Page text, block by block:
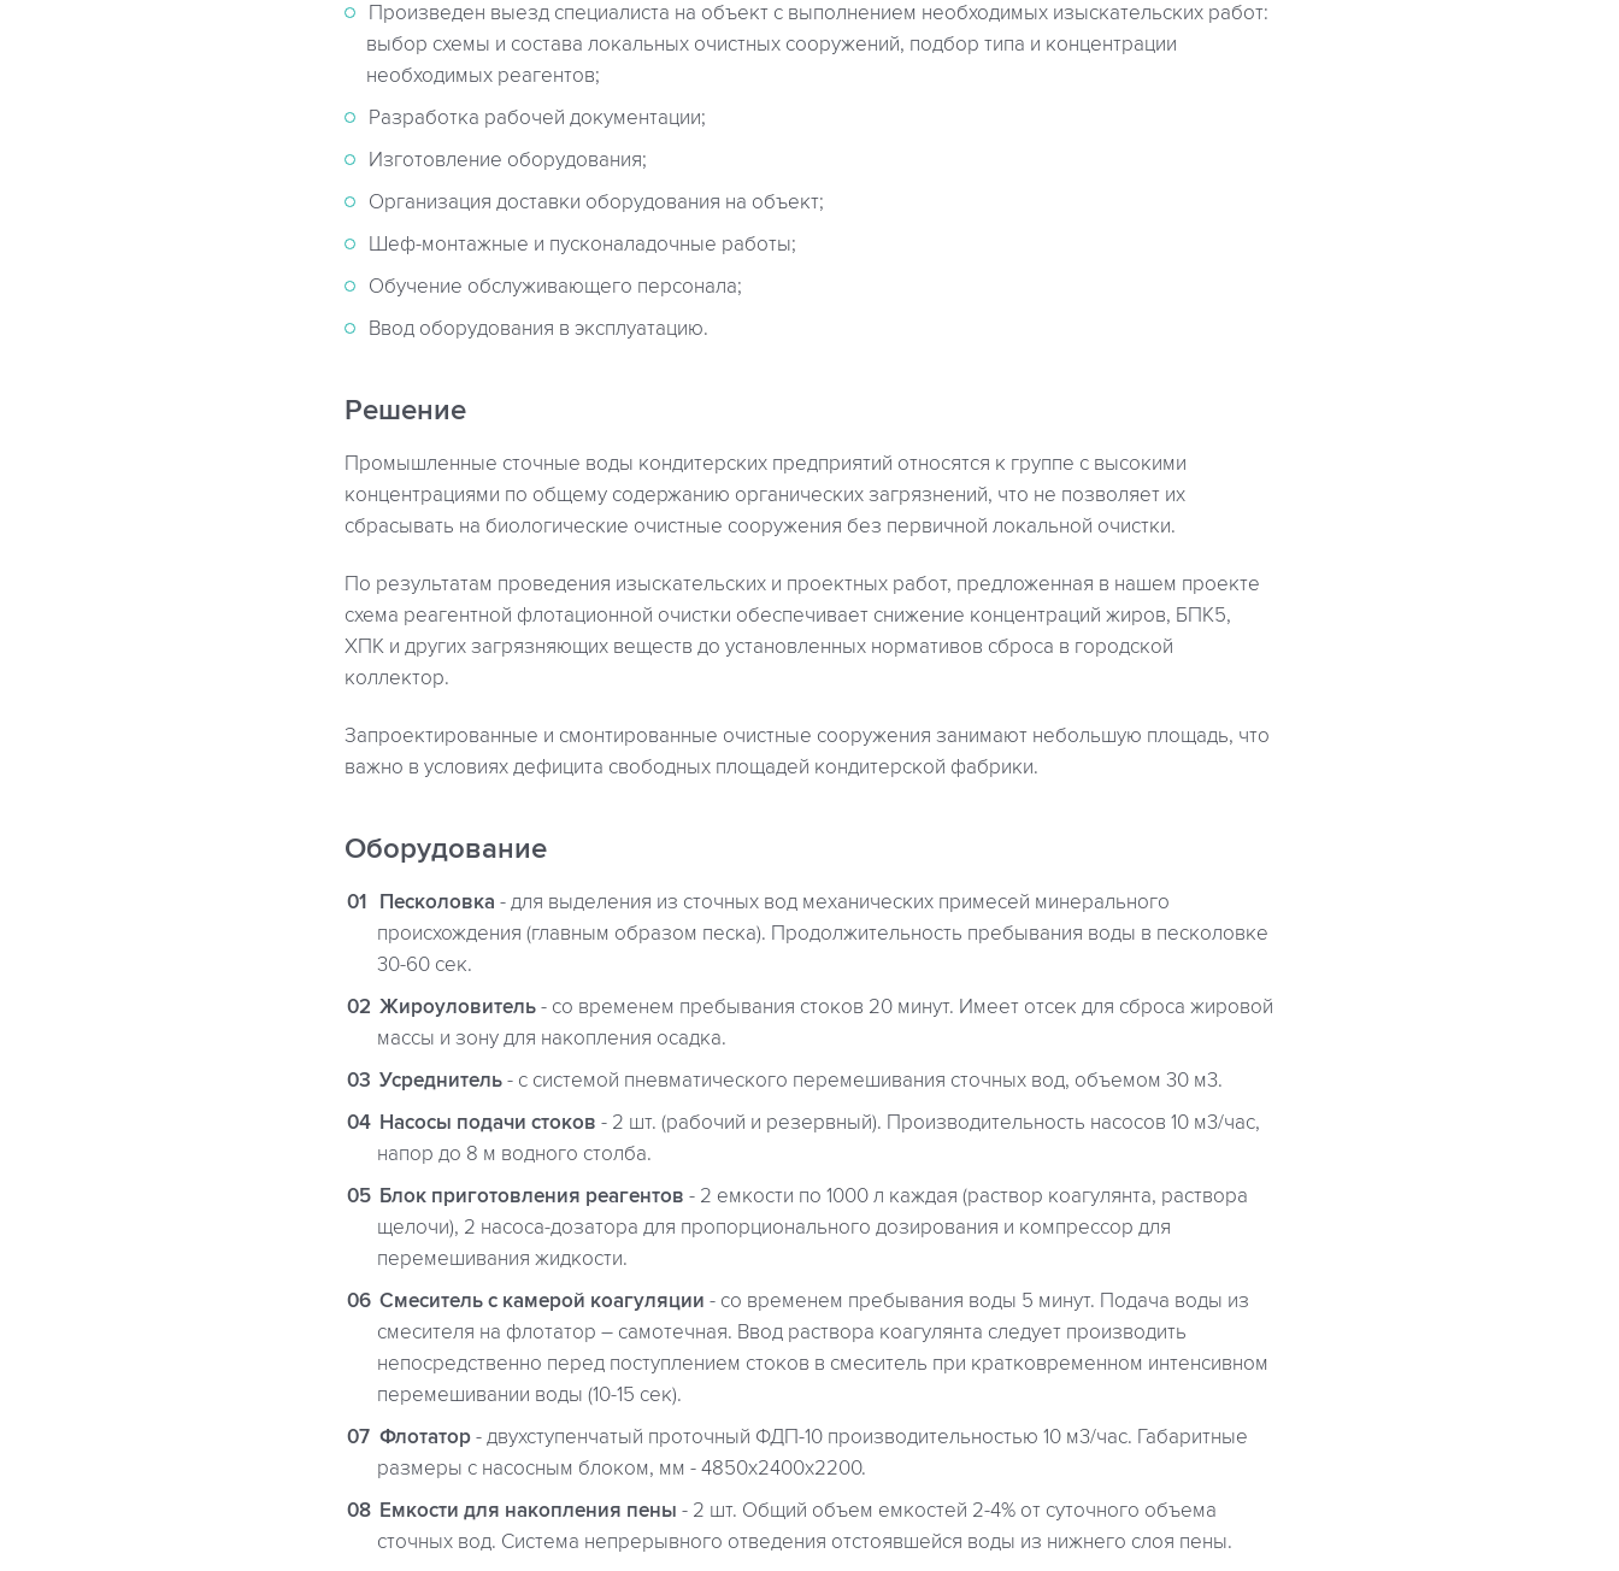
Произведен выезд специалиста на объект с выполнением необходимых изыскательских работ:
выбор схемы и состава локальных очистных сооружений, подбор типа и концентрации
необходимых реагентов;
Разработка рабочей документации;
Изготовление оборудования;
Организация доставки оборудования на объект;
Шеф-монтажные и пусконаладочные работы;
Обучение обслуживающего персонала;
Ввод оборудования в эксплуатацию.
Решение
Промышленные сточные воды кондитерских предприятий относятся к группе с высокими
концентрациями по общему содержанию органических загрязнений, что не позволяет их
сбрасывать на биологические очистные сооружения без первичной локальной очистки.
По результатам проведения изыскательских и проектных работ, предложенная в нашем проекте
схема реагентной флотационной очистки обеспечивает снижение концентраций жиров, БПК5,
ХПК и других загрязняющих веществ до установленных нормативов сброса в городской
коллектор.
Запроектированные и смонтированные очистные сооружения занимают небольшую площадь, что
важно в условиях дефицита свободных площадей кондитерской фабрики.
Оборудование
Песколовка - для выделения из сточных вод механических примесей минерального
происхождения (главным образом песка). Продолжительность пребывания воды в песколовке
30-60 сек.
Жироуловитель - со временем пребывания стоков 20 минут. Имеет отсек для сброса жировой
массы и зону для накопления осадка.
Усреднитель - с системой пневматического перемешивания сточных вод, объемом 30 м3.
Насосы подачи стоков - 2 шт. (рабочий и резервный). Производительность насосов 10 м3/час,
напор до 8 м водного столба.
Блок приготовления реагентов - 2 емкости по 1000 л каждая (раствор коагулянта, раствора
щелочи), 2 насоса-дозатора для пропорционального дозирования и компрессор для
перемешивания жидкости.
Смеситель с камерой коагуляции - со временем пребывания воды 5 минут. Подача воды из
смесителя на флотатор – самотечная. Ввод раствора коагулянта следует производить
непосредственно перед поступлением стоков в смеситель при кратковременном интенсивном
перемешивании воды (10-15 сек).
Флотатор - двухступенчатый проточный ФДП-10 производительностью 10 м3/час. Габаритные
размеры с насосным блоком, мм - 4850х2400х2200.
Емкости для накопления пены - 2 шт. Общий объем емкостей 2-4% от суточного объема
сточных вод. Система непрерывного отведения отстоявшейся воды из нижнего слоя пены.